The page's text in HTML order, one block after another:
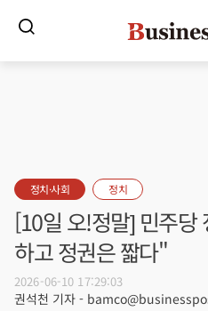
정치·사회 정치
[10일 오!정말] 민주당
하고 정권은 짧다"
2026-06-10 17:29:03
권석천 기자 -